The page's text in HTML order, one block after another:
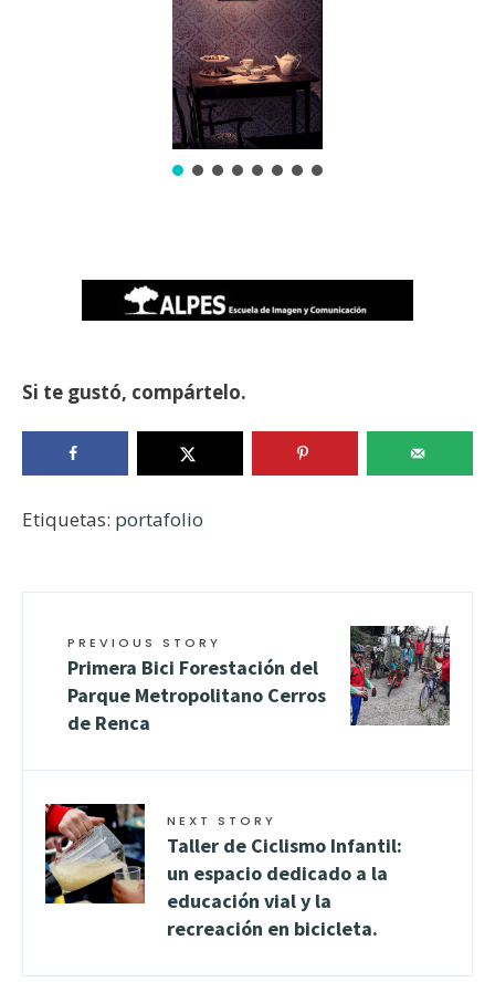
Si te gustó, compártelo.
Etiquetas: portafolio
PREVIOUS STORY
Primera Bici Forestación del
Parque Metropolitano Cerros
de Renca
NEXT STORY
Taller de Ciclismo Infantil:
un espacio dedicado a la
educación vial y la
recreación en bicicleta.